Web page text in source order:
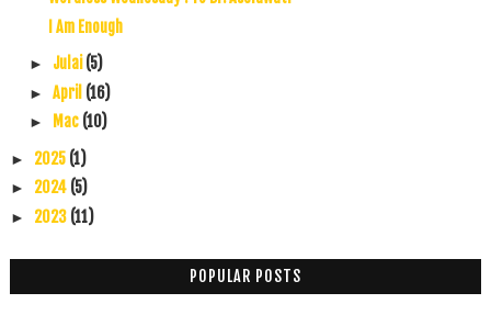
I Am Enough
► Julai(5)
► April (16)
► Mac (10)
► 2025 (1)
► 2024 (5)
► 2023 (11)
POPULAR POSTS